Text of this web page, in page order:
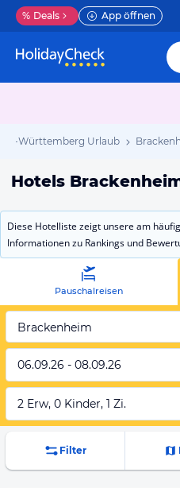
% Deals App öffnen
Württemberg Urlaub
Hotels
Diese Hotelliste zeigt unsere am
Informationen zu Rankings und
Pauschalreisen
Brackenheim
06.09.26 - 08.09.26
2 Erw, 0 Kinder, 1 Zi.
Filter